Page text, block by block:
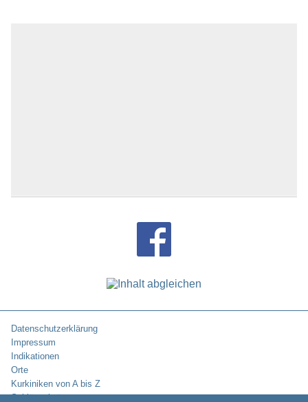
Datenschutzerklärung
Impressum
Indikationen
Orte
Kurkiniken von A bis Z
Schlüsselwörter